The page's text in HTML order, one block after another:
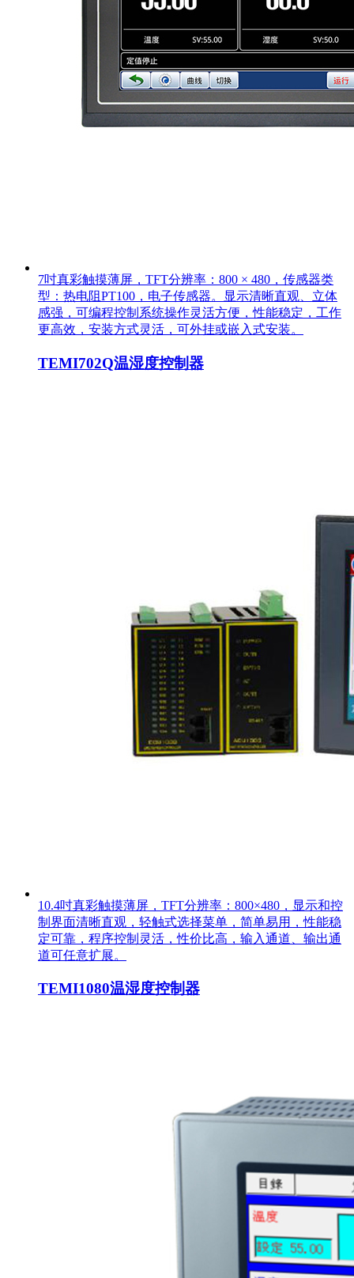
7吋真彩触摸薄屏，TFT分辨率：800 × 480，传感器类
型：热电阻PT100，电子传感器。显示清晰直观、立体
感强，可编程控制系统操作灵活方便，性能稳定，工作
更高效，安装方式灵活，可外挂或嵌入式安装。
TEMI702Q温湿度控制器
10.4吋真彩触摸薄屏，TFT分辨率：800×480，显示和控
制界面清晰直观，轻触式选择菜单，简单易用，性能稳
定可靠，程序控制灵活，性价比高，输入通道、输出通
道可任意扩展。
TEMI1080温湿度控制器